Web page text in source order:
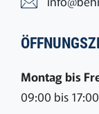
Montag bis
09:00 bis